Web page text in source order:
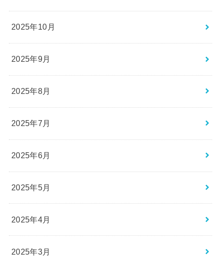
2025年10月
2025年9月
2025年8月
2025年7月
2025年6月
2025年5月
2025年4月
2025年3月